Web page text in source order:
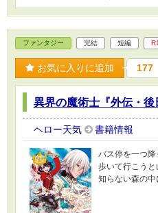
ファンタジー 完結 短編
お気に入りに追加 177
異界の魔術士『外伝・後
ヘロー天気 書籍情報
バス停を一つ
歩いて行こうと
知らない森の中